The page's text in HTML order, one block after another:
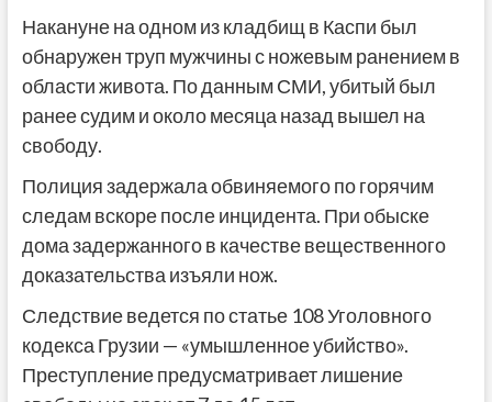
Накануне на одном из кладбищ в Каспи был
обнаружен труп мужчины с ножевым ранением в
области живота. По данным СМИ, убитый был
ранее судим и около месяца назад вышел на
свободу.
Полиция задержала обвиняемого по горячим
следам вскоре после инцидента. При обыске
дома задержанного в качестве вещественного
доказательства изъяли нож.
Следствие ведется по статье 108 Уголовного
кодекса Грузии — «умышленное убийство».
Преступление предусматривает лишение